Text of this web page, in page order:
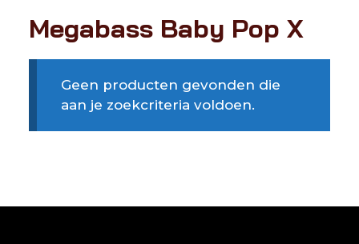
Megabass Baby Pop X
Geen producten gevonden die
aan je zoekcriteria voldoen.